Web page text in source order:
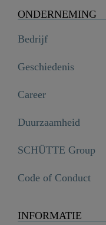
ONDERNEMING
Bedrijf
Geschiedenis
Career
Duurzaamheid
SCHÜTTE Group
Code of Conduct
INFORMATIE